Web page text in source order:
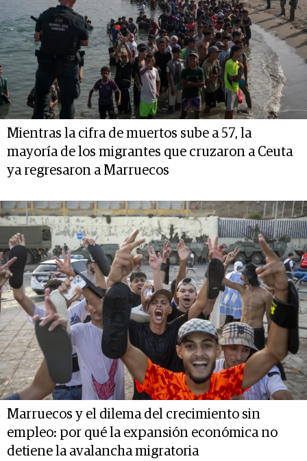
Mientras la cifra de muertos sube a 57, la
mayoría de los migrantes que cruzaron a Ceuta
ya regresaron a Marruecos
Marruecos y el dilema del crecimiento sin
empleo: por qué la expansión económica no
detiene la avalancha migratoria